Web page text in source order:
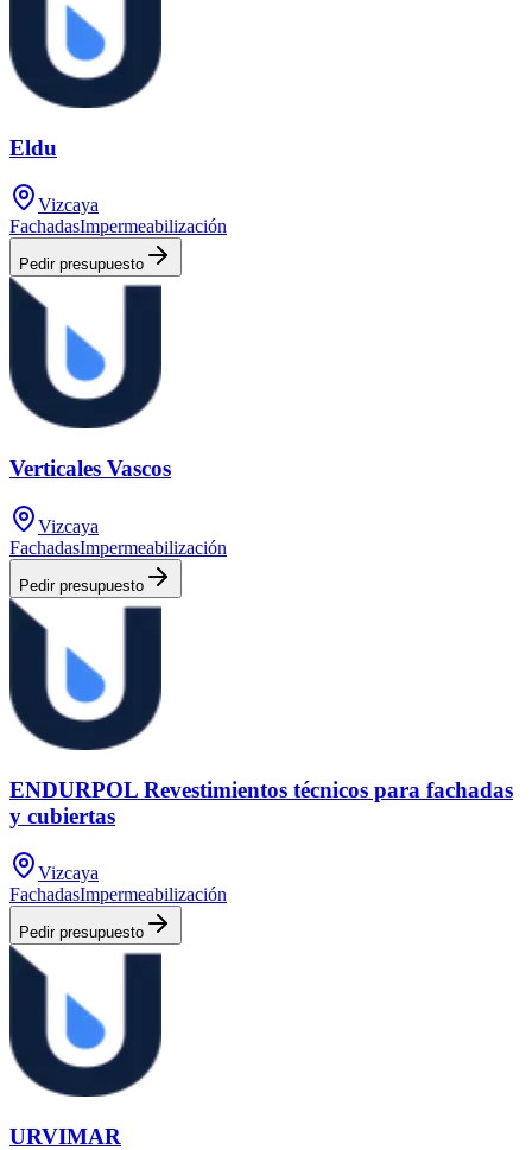
Eldu
Vizcaya
FachadasImpermeabilización
Pedir presupuesto
Verticales Vascos
Vizcaya
FachadasImpermeabilización
Pedir presupuesto
ENDURPOL Revestimientos técnicos para fachadas
y cubiertas
Vizcaya
FachadasImpermeabilización
Pedir presupuesto
URVIMAR